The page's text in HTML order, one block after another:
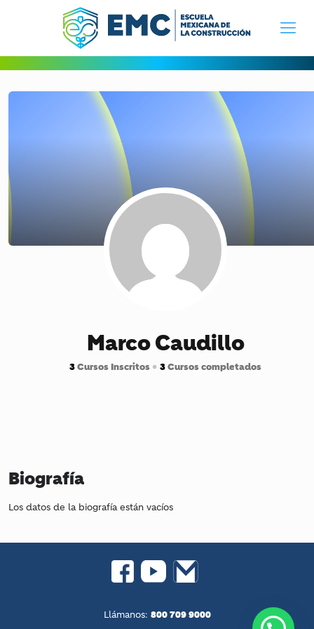
Marco Caudillo
3Cursos Inscritos • 3Cursos completados
Biografía
Los datos de la biografía están vacíos
Llámanos: 800 709 9000